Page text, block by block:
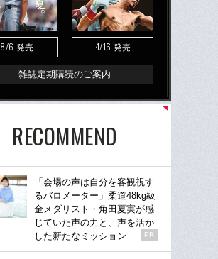
8/6 発売 4/16 発売
雑誌定期購読のご案内
RECOMMEND
「会場の声は自分を客観視す
るバロメーター」柔道48kg級
金メダリスト・角田夏実が感
じていた声の力と、声を活か
した新たなミッション
PR